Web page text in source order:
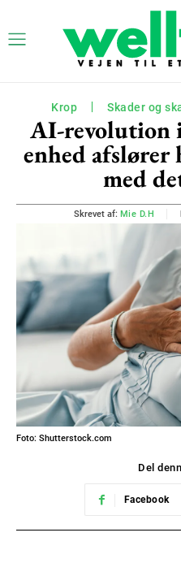
Krop Skader og
AI-revolution
enhed afslører
med
Skrevet af: Mie D.H
Foto: Shutterstock.com
Del
Facebook